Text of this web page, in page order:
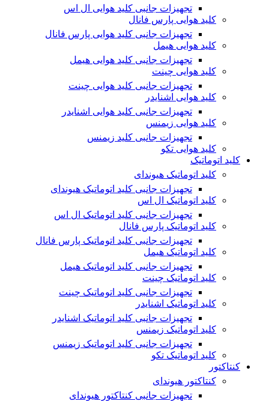
تجهیزات جانبی کلید هوایی ال اس
کلید هوایی پارس فانال
تجهیزات جانبی کلید هوایی پارس فانال
کلید هوایی هیمل
تجهیزات جانبی کلید هوایی هیمل
کلید هوایی چینت
تجهیزات جانبی کلید هوایی چینت
کلید هوایی اشنایدر
تجهیزات جانبی کلید هوایی اشنایدر
کلید هوایی زیمنس
تجهیزات جانبی کلید زیمنس
کلید هوایی تکو
کلید اتوماتیک
کلید اتوماتیک هیوندای
تجهیزات جانبی کلید اتوماتیک هیوندای
کلید اتوماتیک ال اس
تجهیزات جانبی کلید اتوماتیک ال اس
کلید اتوماتیک پارس فانال
تجهیزات جانبی کلید اتوماتیک پارس فانال
کلید اتوماتیک هیمل
تجهیزات جانبی کلید اتوماتیک هیمل
کلید اتوماتیک چینت
تجهیزات جانبی کلید اتوماتیک چینت
کلید اتوماتیک اشنایدر
تجهیزات جانبی کلید اتوماتیک اشنایدر
کلید اتوماتیک زیمنس
تجهیزات جانبی کلید اتوماتیک زیمنس
کلید اتوماتیک تکو
کنتاکتور
کنتاکتور هیوندای
تجهیزات جانبی کنتاکتور هیوندای